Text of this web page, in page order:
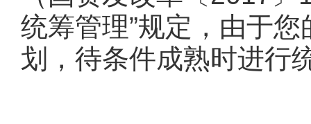
统筹管理”规定，由于
划，待条件成熟时进行